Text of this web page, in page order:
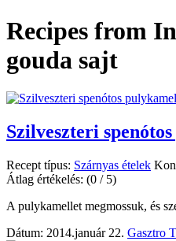
Recipes from
gouda sajt
Szilveszteri
Recept típus: Szárnyas ételek
Átlag értékelés: (0 / 5)
A pulykamellet megmossuk, és
Dátum: 2014.január 22. Gasztro